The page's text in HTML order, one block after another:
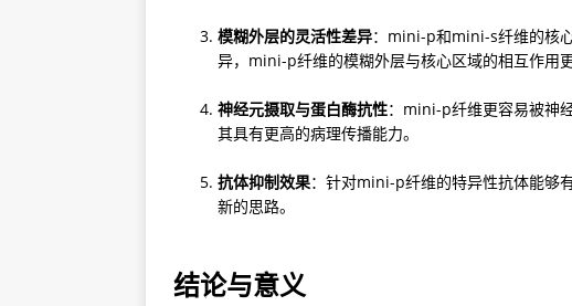
模糊外层的灵活性差异：mini-p和mini-s纤维的核
异，mini-p纤维的模糊外层与核心区域的相互作用更
神经元摄取与蛋白酶抗性：mini-p纤维更容易被神
其具有更高的病理传播能力。
抗体抑制效果：针对mini-p纤维的特异性抗体能够
新的思路。
结论与意义